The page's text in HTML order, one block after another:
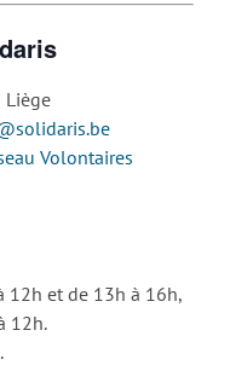
Liège
Volontaires
12h et de 13h à 16h,
12h.